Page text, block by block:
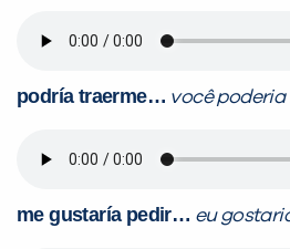
podría traerme… você poderia
me gustaría pedir… eu